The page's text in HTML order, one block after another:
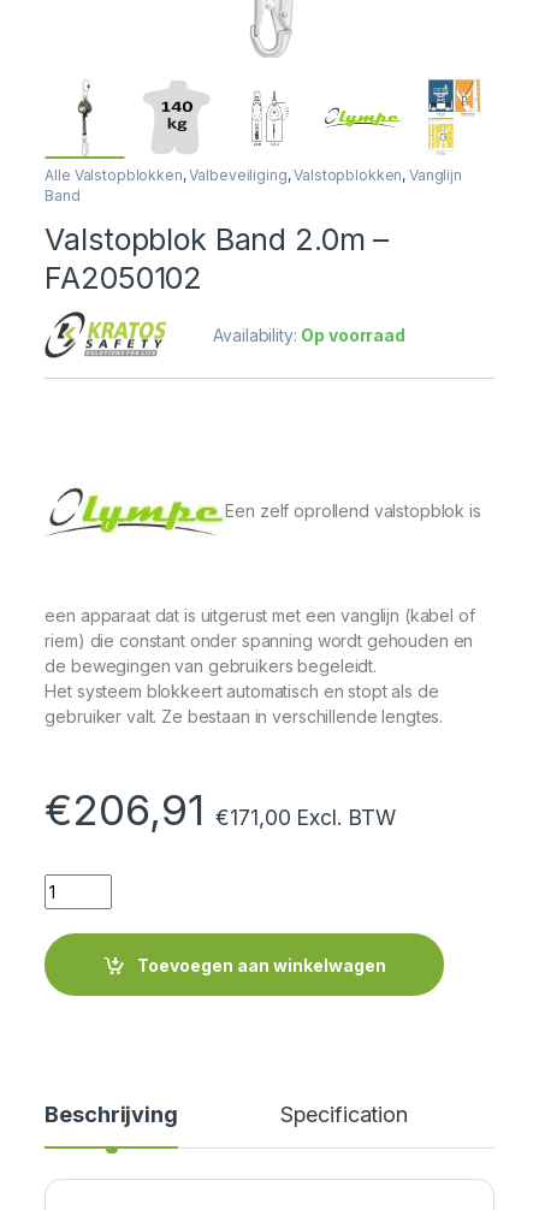
Alle Valstopblokken,Valbeveiliging,Valstopblokken,Vanglijn
Band
Valstopblok Band 2.0m –
FA2050102
Availability: Op voorraad
Een zelf oprollend valstopblok is
een apparaat dat is uitgerust met een vanglijn (kabel of
riem) die constant onder spanning wordt gehouden en
de bewegingen van gebruikers begeleidt.
Het systeem blokkeert automatisch en stopt als de
gebruiker valt. Ze bestaan ​​in verschillende lengtes.
€206,91 €171,00 Excl. BTW
Quantity
Toevoegen aan winkelwagen
Beschrijving Specification